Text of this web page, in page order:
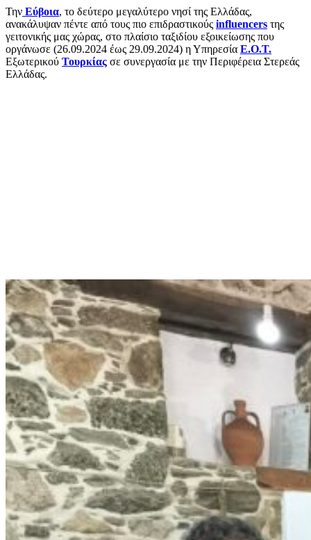
Την Εύβοια, το δεύτερο μεγαλύτερο νησί της Ελλάδας,
ανακάλυψαν πέντε από τους πιο επιδραστικούς influencers της
γειτονικής μας χώρας, στο πλαίσιο ταξιδίου εξοικείωσης που
οργάνωσε (26.09.2024 έως 29.09.2024) η Υπηρεσία Ε.Ο.Τ.
Εξωτερικού Τουρκίας σε συνεργασία με την Περιφέρεια Στερεάς
Ελλάδας.